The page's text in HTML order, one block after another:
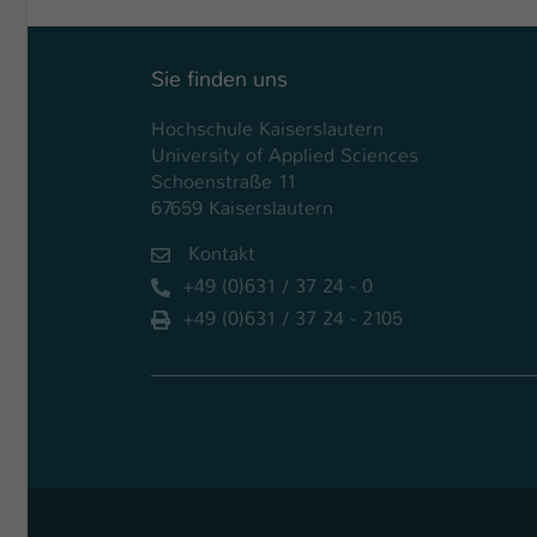
Sie finden uns
Hochschule Kaiserslautern
University of Applied Sciences
Schoenstraße 11
67659 Kaiserslautern
Kontakt
+49 (0)631 / 37 24 - 0
+49 (0)631 / 37 24 - 2105